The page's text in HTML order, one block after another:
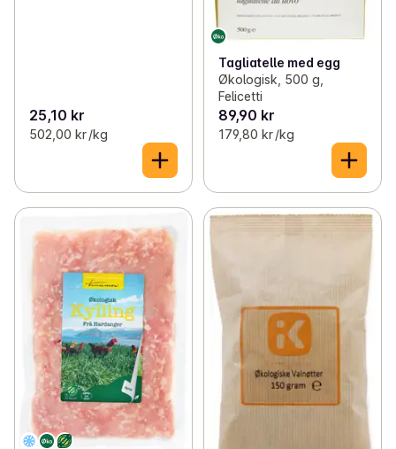
25,10 kr
502,00 kr /kg
Tagliatelle med egg
Økologisk, 500 g,
Felicetti
89,90 kr
179,80 kr /kg